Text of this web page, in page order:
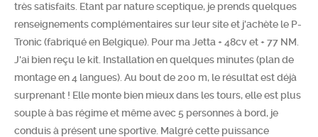
Chercher
très satisfaits. Etant par nature sceptique, je prends quelques
renseignements complémentaires sur leur site et j'achète le P-
Tronic (fabriqué en Belgique). Pour ma Jetta + 48cv et + 77 NM.
J'ai bien reçu le kit. Installation en quelques minutes (plan de
montage en 4 langues). Au bout de 200 m, le résultat est déjà
surprenant ! Elle monte bien mieux dans les tours, elle est plus
souple à bas régime et même avec 5 personnes à bord, je
conduis à présent une sportive. Malgré cette puissance